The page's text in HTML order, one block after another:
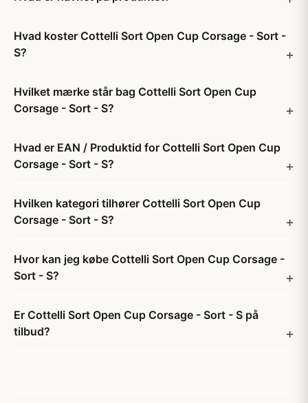
Hvad koster Cottelli Sort Open Cup Corsage - Sort -
S?
Hvilket mærke står bag Cottelli Sort Open Cup
Corsage - Sort - S?
Hvad er EAN / Produktid for Cottelli Sort Open Cup
Corsage - Sort - S?
Hvilken kategori tilhører Cottelli Sort Open Cup
Corsage - Sort - S?
Hvor kan jeg købe Cottelli Sort Open Cup Corsage -
Sort - S?
Er Cottelli Sort Open Cup Corsage - Sort - S på
tilbud?